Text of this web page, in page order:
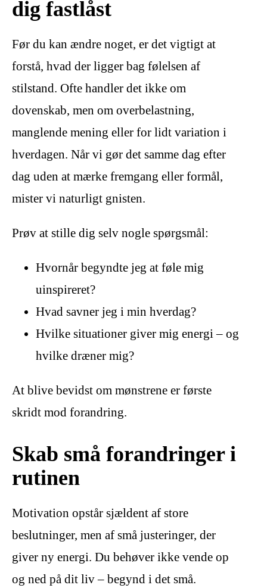
dig fastlåst
Før du kan ændre noget, er det vigtigt at
forstå, hvad der ligger bag følelsen af
stilstand. Ofte handler det ikke om
dovenskab, men om overbelastning,
manglende mening eller for lidt variation i
hverdagen. Når vi gør det samme dag efter
dag uden at mærke fremgang eller formål,
mister vi naturligt gnisten.
Prøv at stille dig selv nogle spørgsmål:
Hvornår begyndte jeg at føle mig
uinspireret?
Hvad savner jeg i min hverdag?
Hvilke situationer giver mig energi – og
hvilke dræner mig?
At blive bevidst om mønstrene er første
skridt mod forandring.
Skab små forandringer i
rutinen
Motivation opstår sjældent af store
beslutninger, men af små justeringer, der
giver ny energi. Du behøver ikke vende op
og ned på dit liv – begynd i det små.